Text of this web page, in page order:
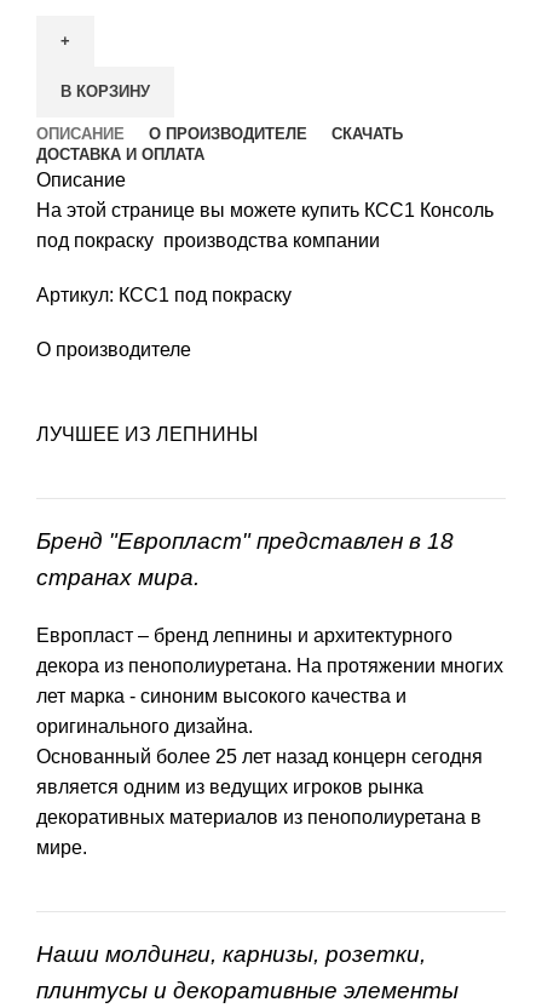
В КОРЗИНУ
ОПИСАНИЕ О ПРОИЗВОДИТЕЛЕ
СКАЧАТЬ
ДОСТАВКА И ОПЛАТА
Описание
На этой странице вы можете купить КСС1 Консоль
под покраску производства компании
Артикул: КСС1 под покраску
О производителе
ЛУЧШЕЕ ИЗ ЛЕПНИНЫ
Бренд "Европласт" представлен в 18
странах мира.
Европласт – бренд лепнины и архитектурного
декора из пенополиуретана. На протяжении многих
лет марка - синоним высокого качества и
оригинального дизайна.
Основанный более 25 лет назад концерн сегодня
является одним из ведущих игроков рынка
декоративных материалов из пенополиуретана в
мире.
Наши молдинги, карнизы, розетки,
плинтусы и декоративные элементы